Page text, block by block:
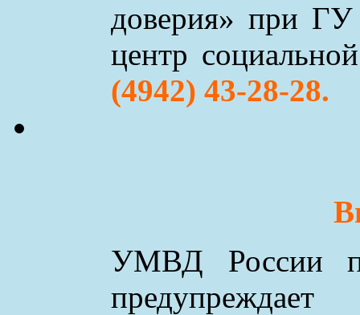
доверия» при ГУ
центр
(4942) 43-28-28.
УМВД России